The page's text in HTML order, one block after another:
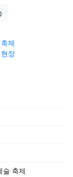
제
장
술 축제